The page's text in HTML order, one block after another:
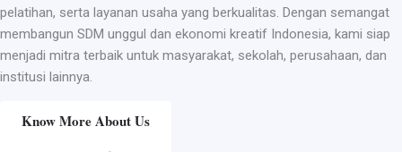
pelatihan, serta layanan usaha yang berkualitas. Dengan semangat
membangun SDM unggul dan ekonomi kreatif Indonesia, kami siap
menjadi mitra terbaik untuk masyarakat, sekolah, perusahaan, dan
institusi lainnya.
Know More About Us